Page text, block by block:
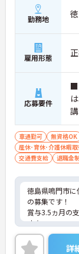
勤務地
雇用形態
応募要件
■
車通勤可 無資格OK
産休･育休･介護休暇
交通費支給
退職金
徳島県鳴門市
の募集です！
賞与3.5ヵ月の
す☆
住宅手当があ
て長く勤務して
詳